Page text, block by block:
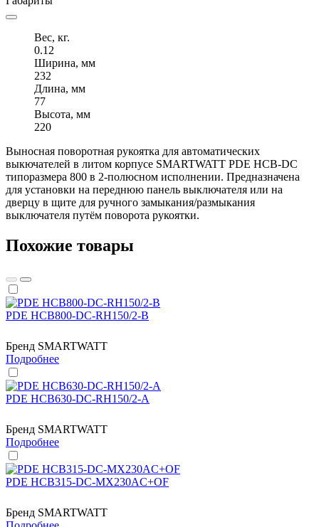
Вес, кг.
0.12
Ширина, мм
232
Длина, мм
77
Высота, мм
220
Выносная поворотная рукоятка для автоматических
выкючателей в литом корпусе SMARTWATT PDE HCB-DC
типоразмера 800 в 2-полюсном исполнении. Предназначена
для установки на переднюю панель выключателя или на
дверцу в щите для ручного замыкания/размыкания
выключателя путём поворота рукоятки.
Похожие товары
PDE HCB800-DC-RH150/2-B
Бренд SMARTWATT
Подробнее
PDE HCB630-DC-RH150/2-A
Бренд SMARTWATT
Подробнее
PDE HCB315-DC-MX230AC+OF
Бренд SMARTWATT